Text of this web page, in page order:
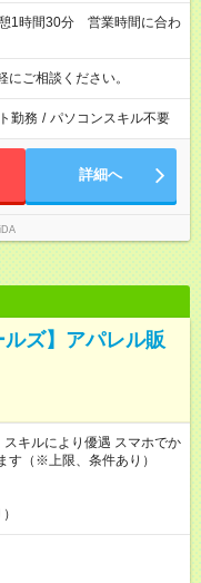
ご相談ください。
勤務 / パソコンスキル不要
詳細へ
ズ】アパレル販
キルにより優遇 スマホでか
す（※上限、条件あり）